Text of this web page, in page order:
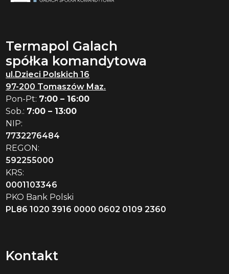
Termapol Galach
spółka komandytowa
ul.Dzieci Polskich 16
97-200 Tomaszów Maz.
Pon-Pt: 7:00 – 16:00
Sob.: 7:00 – 13:00
NIP:
7732276484
REGON:
592255000
KRS:
0001103346
PKO Bank Polski
PL86 1020 3916 0000 0602 0109 2360
Kontakt